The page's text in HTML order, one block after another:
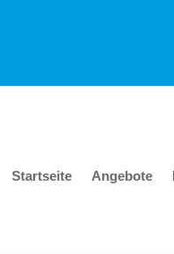
Startseite Angebote